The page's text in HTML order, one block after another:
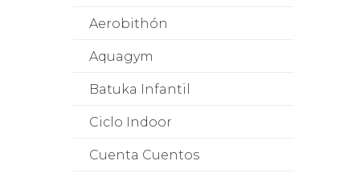
Aerobithón
Aquagym
Batuka Infantil
Ciclo Indoor
Cuenta Cuentos